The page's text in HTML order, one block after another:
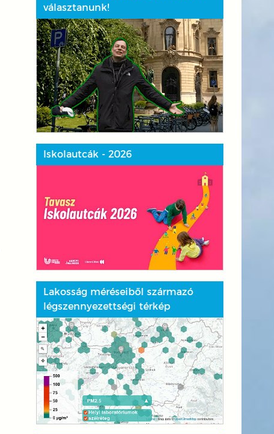
választanunk!
Iskolautcák - 2026
Lakosság méréseiből származó
légszennyezettségi térkép